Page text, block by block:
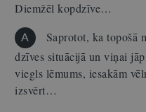
Diemžēl kopdzīve…
A
Saprotot, ka topošā
dzīves situācijā un viņai
viegls lēmums, iesakām
izsvērt…